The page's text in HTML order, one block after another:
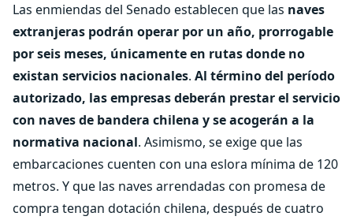
Las enmiendas del Senado establecen que las naves
extranjeras podrán operar por un año, prorrogable
por seis meses, únicamente en rutas donde no
existan servicios nacionales. Al término del período
autorizado, las empresas deberán prestar el servicio
con naves de bandera chilena y se acogerán a la
normativa nacional. Asimismo, se exige que las
embarcaciones cuenten con una eslora mínima de 120
metros. Y que las naves arrendadas con promesa de
compra tengan dotación chilena, después de cuatro